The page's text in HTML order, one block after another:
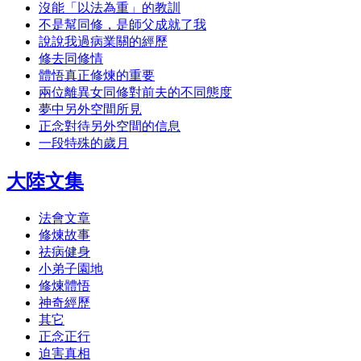
沒能「以法為重」的教訓
不是幫同修，是師父成就了我
說說我過病業關的經歷
修去同修情
體悟真正修煉的重要
兩位離異女同修對前夫的不同態度
夢中另外空間所見
正念對待另外空間的信息
一段特殊的歲月
大陸文集
法會文章
修煉故事
祛病健身
小弟子園地
修煉體悟
神奇經歷
其它
正念正行
迫害真相